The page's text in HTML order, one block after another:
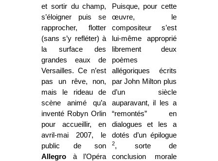
et sortir du champ,
s’éloigner puis se
rapprocher, flotter
(sans s’y refléter) à
la surface des
grandes eaux de
Versailles. Ce n’est
pas un rêve, non,
mais le rideau de
scène animé qu’a
inventé Robyn Orlin
pour accueillir, en
avril-mai 2007, le
public de son
Allegro à l’Opéra
Puisque, pour cette
œuvre, le
compositeur s’est
lui-même approprié
librement deux
poèmes
allégoriques écrits
par John Milton plus
d’un siècle
auparavant, il les a
“remontés” en
dialogues et les a
dotés d’un épilogue
2, sorte de
conclusion morale